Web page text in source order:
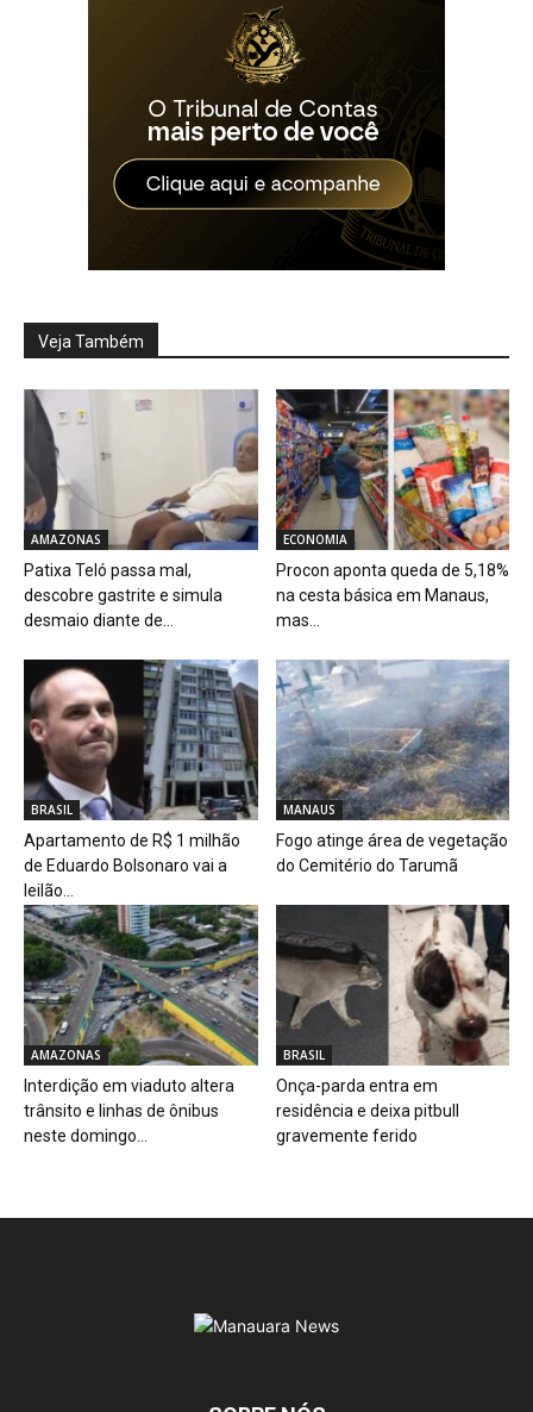
Veja Também
AMAZONAS
Patixa Teló passa mal,
descobre gastrite e simula
desmaio diante de...
ECONOMIA
Procon aponta queda de 5,18%
na cesta básica em Manaus,
mas...
BRASIL
Apartamento de R$ 1 milhão
de Eduardo Bolsonaro vai a
leilão...
MANAUS
Fogo atinge área de vegetação
do Cemitério do Tarumã
AMAZONAS
Interdição em viaduto altera
trânsito e linhas de ônibus
neste domingo...
BRASIL
Onça-parda entra em
residência e deixa pitbull
gravemente ferido